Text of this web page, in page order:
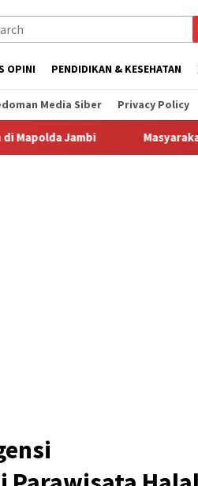
OPINI PENDIDIKAN & KESEHATAN
Media Siber Privacy Policy
Adat Desa Lermatang